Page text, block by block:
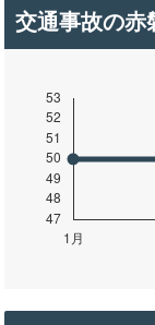
交通事故の赤